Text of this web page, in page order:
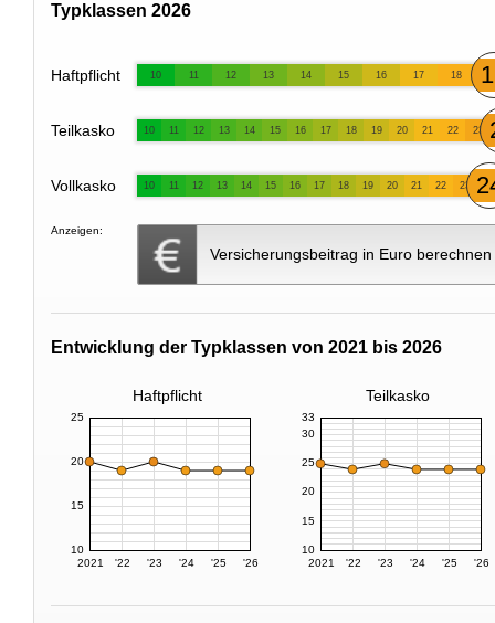
Typklassen 2026
Haftpflicht 10 11 12 13 14 15 16 17 18
Teilkasko 10 11 12 13 14 15 16 17 18 19 20 21 22 23
Vollkasko 10 11 12 13 14 15 16 17 18 19 20 21 22 23
Anzeigen:
Versicherungsbeitrag in Euro berechnen
Entwicklung der Typklassen von 2021 bis 2026
Haftpflicht Teilkasko
2021 '22 '23 '24 '25 '26
10
15
20
25
2021 '22 '23 '24 '25 '26
10
15
20
25
30
33